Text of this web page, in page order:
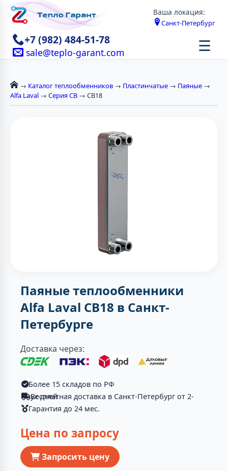
Ваша локация:
Санкт-Петербург
+7 (982) 484-51-78
sale@teplo-garant.com ☰
→ Каталог теплообменников → Пластинчатые → Паяные →
Alfa Laval → Серия CB → CB18
Паяные теплообменники
Alfa Laval CB18 в Санкт-
Петербурге
Доставка через:
Более 15 складов по РФ
Бесплатная доставка в Санкт-Петербург от 2-ух дней
Гарантия до 24 мес.
Цена по запросу
Запросить цену